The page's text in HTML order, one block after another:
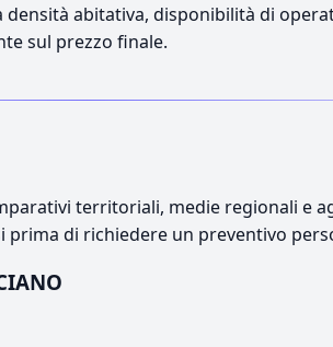
abitativa, disponibilità di
sul prezzo finale.
territoriali, medie regionali e
di richiedere un preventivo